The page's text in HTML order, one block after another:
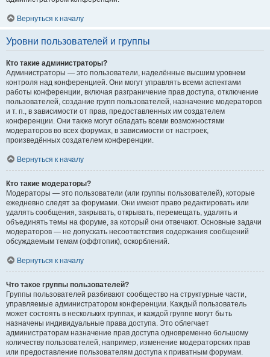
Вернуться к началу
Уровни пользователей и группы
Кто такие администраторы?
Администраторы — это пользователи, наделённые высшим уровнем
контроля над конференцией. Они могут управлять всеми аспектами
работы конференции, включая разграничение прав доступа, отключение
пользователей, создание групп пользователей, назначение модераторов
и т. п., в зависимости от прав, предоставленных им создателем
конференции. Они также могут обладать всеми возможностями
модераторов во всех форумах, в зависимости от настроек,
произведённых создателем конференции.
Вернуться к началу
Кто такие модераторы?
Модераторы — это пользователи (или группы пользователей), которые
ежедневно следят за форумами. Они имеют право редактировать или
удалять сообщения, закрывать, открывать, перемещать, удалять и
объединять темы на форуме, за который они отвечают. Основные задачи
модераторов — не допускать несоответствия содержания сообщений
обсуждаемым темам (оффтопик), оскорблений.
Вернуться к началу
Что такое группы пользователей?
Группы пользователей разбивают сообщество на структурные части,
управляемые администратором конференции. Каждый пользователь
может состоять в нескольких группах, и каждой группе могут быть
назначены индивидуальные права доступа. Это облегчает
администраторам назначение прав доступа одновременно большому
количеству пользователей, например, изменение модераторских прав
или предоставление пользователям доступа к приватным форумам.